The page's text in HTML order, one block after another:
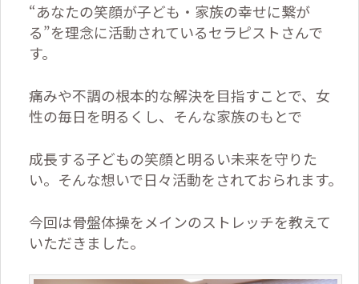
“あなたの笑顔が子ども・家族の幸せに繋が
る”を理念に活動されているセラピストさんで
す。
痛みや不調の根本的な解決を目指すことで、女
性の毎日を明るくし、そんな家族のもとで
成長する子どもの笑顔と明るい未来を守りた
い。そんな想いで日々活動をされておられます。
今回は骨盤体操をメインのストレッチを教えて
いただきました。